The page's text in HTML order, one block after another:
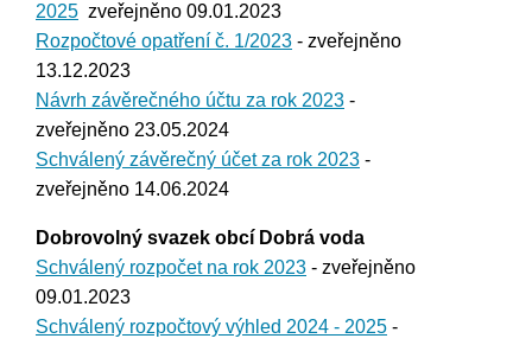
2025 zveřejněno 09.01.2023
Rozpočtové opatření č. 1/2023 - zveřejněno
13.12.2023
Návrh závěrečného účtu za rok 2023 -
zveřejněno 23.05.2024
Schválený závěrečný účet za rok 2023 -
zveřejněno 14.06.2024
Dobrovolný svazek obcí Dobrá voda
Schválený rozpočet na rok 2023 - zveřejněno
09.01.2023
Schválený rozpočtový výhled 2024 - 2025 -